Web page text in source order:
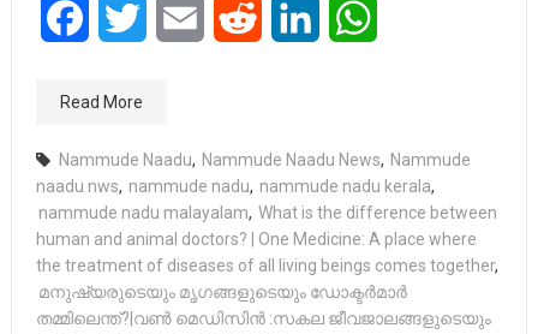
FacebookTwitter Email Reddit LinkedIn
Read More
Nammude Naadu, Nammude Naadu News, Nammude
naadu nws, nammude nadu, nammude nadu kerala,
nammude nadu malayalam, What is the difference between
human and animal doctors? | One Medicine: A place where
the treatment of diseases of all living beings comes together,
മനുഷ്യരുടെയും മൃഗങ്ങളുടെയും ഡോക്ടർമാർ
തമ്മിലെന്ത്?|വൺ മെഡിസിൻ :സകല ജീവജാലങ്ങളുടെയും